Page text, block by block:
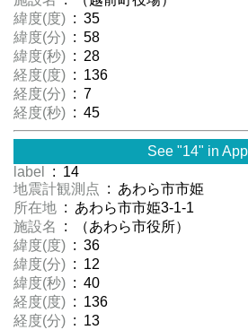
緯度(度) : 35
緯度(分) : 58
緯度(秒) : 28
経度(度) : 136
経度(分) : 7
経度(秒) : 45
See "14" in
label
: 14
地震計観測点 : あわら市市姫
所在地 : あわら市市姫3-1-1
施設名
: （あわら市役所）
緯度(度) : 36
緯度(分) : 12
緯度(秒) : 40
経度(度) : 136
経度(分) : 13